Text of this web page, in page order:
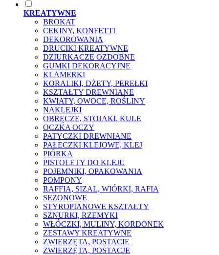
KREATYWNE
BROKAT
CEKINY, KONFETTI
DEKOROWANIA
DRUCIKI KREATYWNE
DZIURKACZE OZDOBNE
GUMKI DEKORACYJNE
KLAMERKI
KORALIKI, DŻETY, PEREŁKI
KSZTAŁTY DREWNIANE
KWIATY, OWOCE, ROŚLINY
NAKLEJKI
OBRĘCZE, STOJAKI, KULE
OCZKA OCZY
PATYCZKI DREWNIANE
PAŁECZKI KLEJOWE, KLEJ
PIÓRKA
PISTOLETY DO KLEJU
POJEMNIKI, OPAKOWANIA
POMPONY
RAFFIA, SIZAL, WIÓRKI, RAFIA
SEZONOWE
STYROPIANOWE KSZTAŁTY
SZNURKI, RZEMYKI
WŁÓCZKI, MULINY, KORDONEK
ZESTAWY KREATYWNE
ZWIERZĘTA, POSTACIE
ZWIERZĘTA, POSTACJE